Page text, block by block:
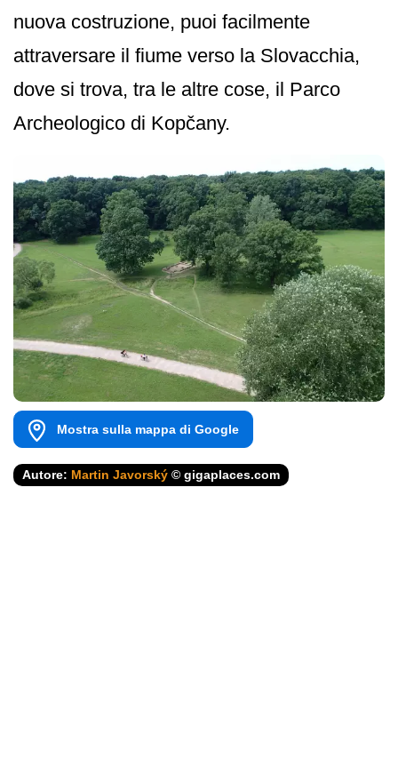
nuova costruzione, puoi facilmente
attraversare il fiume verso la Slovacchia,
dove si trova, tra le altre cose, il Parco
Archeologico di Kopčany.
Mostra sulla mappa di Google
Autore: Martin Javorský © gigaplaces.com